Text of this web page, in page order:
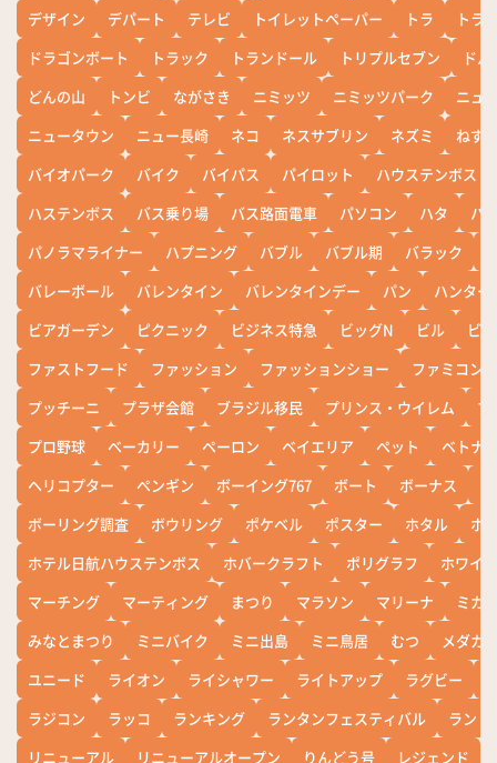
デザイン
デパート テレビ トイレットペーパー トラ
トラ
ドラゴンボート
トラック トランドール トリプルセブン
ド
どんの山
トンビ ながさき ニミッツ ニミッツパーク
ニュ
ニュータウン
ニュー長崎 ネコ ネスサブリン ネズミ
ねず
バイオパーク
バイク バイパス パイロット
ハウステンボス
ハステンボス
バス乗り場 バス路面電車 パソコン ハタ
ハ
パノラマライナー
ハプニング バブル バブル期 バラック
バレーボール
バレンタイン バレンタインデー パン
ハンター
ビアガーデン
ピクニック ビジネス特急 ビッグN ビル
ビワ
ファストフード
ファッション ファッションショー
ファミコン
プッチーニ
プラザ会館 ブラジル移民 プリンス・ウイレム
ブ
プロ野球
ベーカリー ペーロン ベイエリア ペット
ベトナ
ヘリコプター
ペンギン ボーイング767 ボート ボーナス
ボーリング調査
ボウリング ポケベル ポスター ホタル
ホ
ホテル日航ハウステンボス
ホバークラフト ポリグラフ
ホワイ
マーチング
マーティング まつり マラソン マリーナ
ミカ
みなとまつり
ミニバイク ミニ出島 ミニ鳥居 むつ
メダカ
ユニード
ライオン ライシャワー ライトアップ ラグビー
ラジコン
ラッコ ランキング ランタンフェスティバル
ランド
リニューアル
リニューアルオープン りんどう号 レジェンド